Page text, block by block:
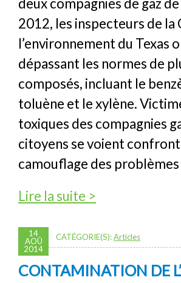
deux compagnies de gaz
2012, les inspecteurs de
l’environnement du Texas
dépassant les normes de
composés, incluant le
toluène et le xylène.
toxiques des compagnies
citoyens se voient
camouflage des
Lire la suite >
14
AOÛ
2014
CATÉGORIE(S):Articles
CONTAMINATION DE